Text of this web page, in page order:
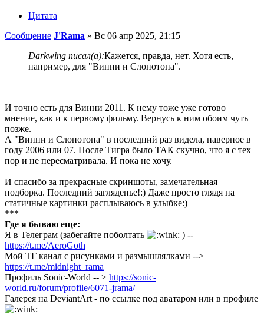
Цитата
Сообщение J'Rama » Вс 06 апр 2025, 21:15
Darkwing писал(а):Кажется, правда, нет. Хотя есть,
например, для "Винни и Слонотопа".
И точно есть для Винни 2011. К нему тоже уже готово
мнение, как и к первому фильму. Вернусь к ним обоим чуть
позже.
А "Винни и Слонотопа" в последний раз видела, наверное в
году 2006 или 07. После Тигра было ТАК скучно, что я с тех
пор и не пересматривала. И пока не хочу.
И спасибо за прекрасные скриншоты, замечательная
подборка. Последний загляденье!:) Даже просто глядя на
статичные картинки расплываюсь в улыбке:)
***
Где я бываю еще:
Я в Телеграм (забегайте поболтать
) --
https://t.me/AeroGoth
Мой ТГ канал с рисунками и размышлялками -->
https://t.me/midnight_rama
Профиль Sonic-World -- > https://sonic-
world.ru/forum/profile/6071-jrama/
Галерея на DeviantArt - по ссылке под аватаром или в профиле